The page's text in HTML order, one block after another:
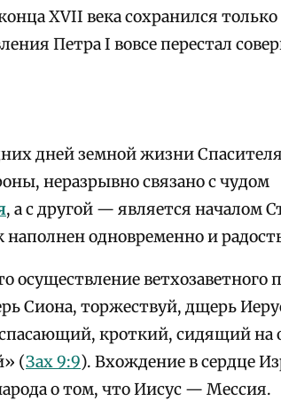
XVII века сохранился
Петра I вовсе перестал
дней земной жизни
неразрывно связано с чудом
, а с другой — является началом
одновременно и
осуществление ветхозаветного
Сиона, торжествуй, дщерь
кроткий, сидящий на
(Зах 9:9). Вхождение в сердце
о том, что Иисус — Мессия.